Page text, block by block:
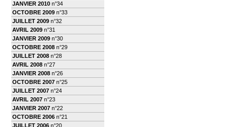
JANVIER 2010 n°34
OCTOBRE 2009 n°33
JUILLET 2009 n°32
AVRIL 2009 n°31
JANVIER 2009 n°30
OCTOBRE 2008 n°29
JUILLET 2008 n°28
AVRIL 2008 n°27
JANVIER 2008 n°26
OCTOBRE 2007 n°25
JUILLET 2007 n°24
AVRIL 2007 n°23
JANVIER 2007 n°22
OCTOBRE 2006 n°21
JUILLET 2006 n°20